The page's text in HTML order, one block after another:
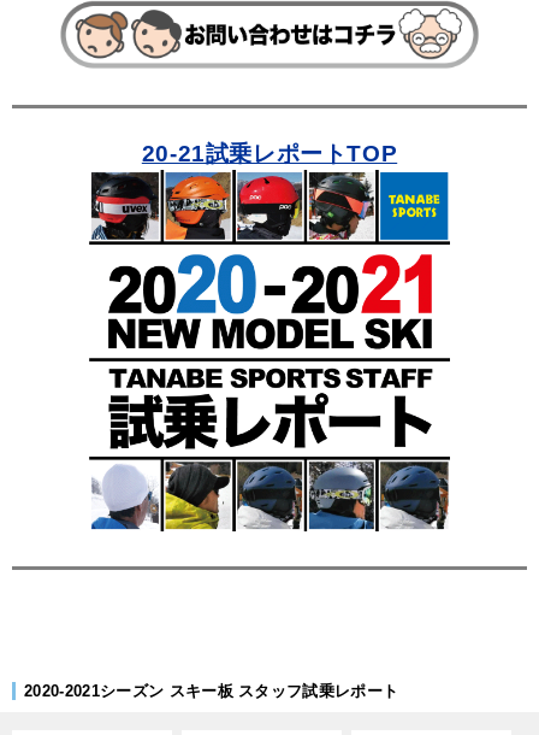
20-21試乗レポートTOP
2020-2021シーズン スキー板 スタッフ試乗レポート